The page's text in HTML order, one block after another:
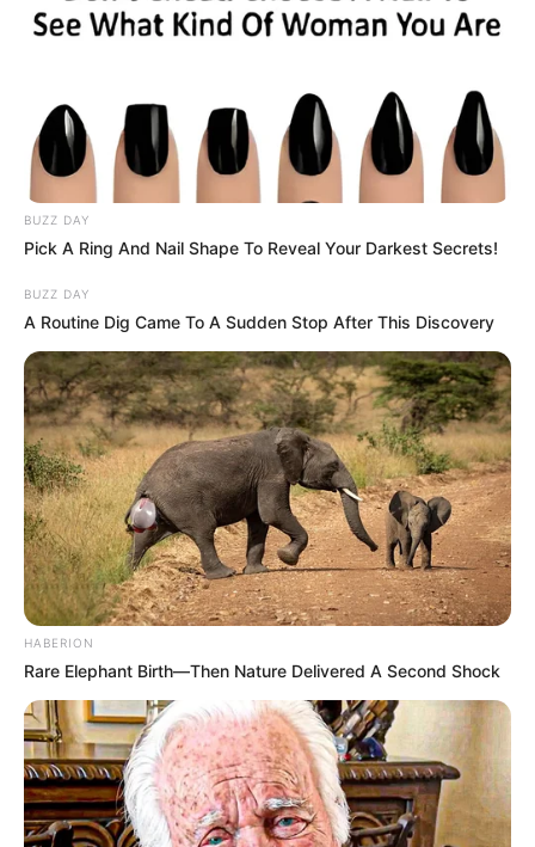
BUZZ DAY
Pick A Ring And Nail Shape To Reveal Your Darkest Secrets!
BUZZ DAY
A Routine Dig Came To A Sudden Stop After This Discovery
HABERION
Rare Elephant Birth—Then Nature Delivered A Second Shock